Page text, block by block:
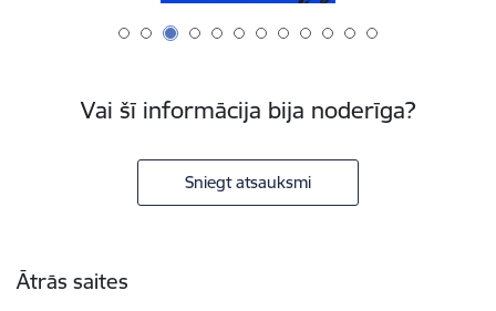
Vai šī informācija bija noderīga?
Sniegt atsauksmi
Ātrās saites